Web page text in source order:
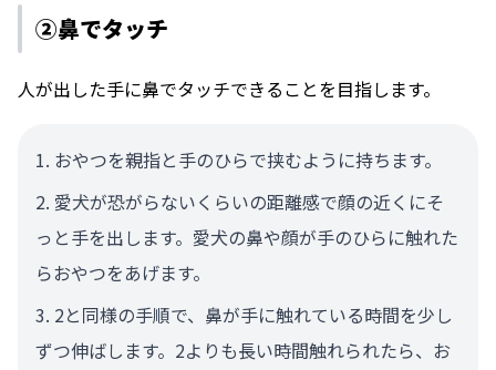
②鼻でタッチ
人が出した手に鼻でタッチできることを目指します。
おやつを親指と手のひらで挟むように持ちます。
愛犬が恐がらないくらいの距離感で顔の近くにそ
っと手を出します。愛犬の鼻や顔が手のひらに触れた
らおやつをあげます。
2と同様の手順で、鼻が手に触れている時間を少し
ずつ伸ばします。2よりも長い時間触れられたら、お